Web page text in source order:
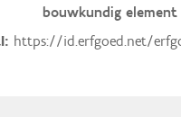
bouwkundig element
https://id.erfgoed.net/